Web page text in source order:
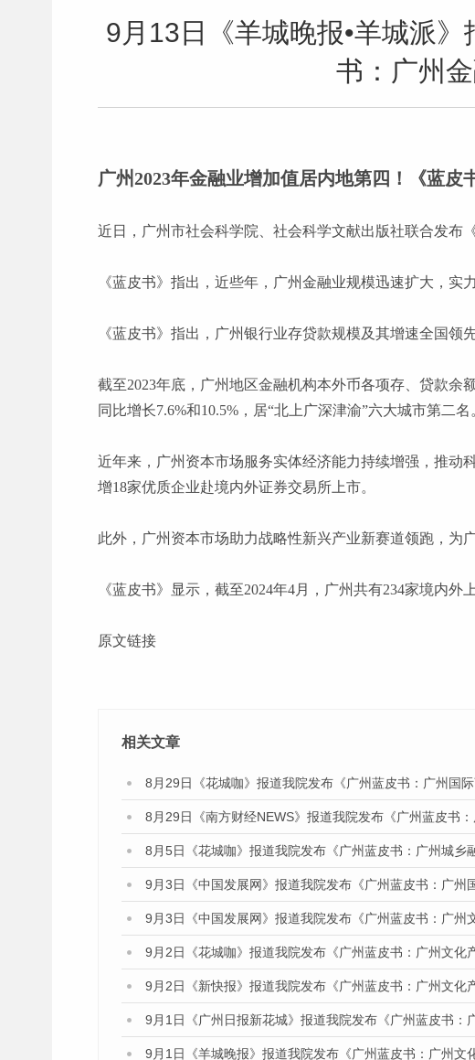
9月13日《羊城晚报•羊城派
书：广州
广州2023年金融业增加值居内地第四！《蓝
近日，广州市社会科学院、社会科学文献出版社联合发布
《蓝皮书》指出，近些年，广州金融业规模迅速扩大，实
《蓝皮书》指出，广州银行业存贷款规模及其增速全国领先
截至2023年底，广州地区金融机构本外币各项存、贷款余
同比增长7.6%和10.5%，居“北上广深津渝”六大城市第二名
近年来，广州资本市场服务实体经济能力持续增强，推动
增18家优质企业赴境内外证券交易所上市。
此外，广州资本市场助力战略性新兴产业新赛道领跑，为
《蓝皮书》显示，截至2024年4月，广州共有234家境内外
原文链接
相关文章
8月29日《花城咖》报道我院发布《广州蓝皮书：广州国
8月29日《南方财经NEWS》报道我院发布《广州蓝皮书
8月5日《花城咖》报道我院发布《广州蓝皮书：广州城乡
9月3日《中国发展网》报道我院发布《广州蓝皮书：广
9月3日《中国发展网》报道我院发布《广州蓝皮书：广州
9月2日《花城咖》报道我院发布《广州蓝皮书：广州文化
9月2日《新快报》报道我院发布《广州蓝皮书：广州文化
9月1日《广州日报新花城》报道我院发布《广州蓝皮书
9月1日《羊城晚报》报道我院发布《广州蓝皮书：广州文